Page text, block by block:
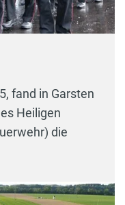
fand in Garsten
Heiligen
die